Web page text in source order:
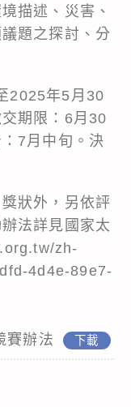
描述、災害、
題之探討、分
2025年5月30
期限：6月30
7月中旬。決
狀外，另依評
法詳見國家太
zh-
4d4e-89e7-
賽辦法 下載